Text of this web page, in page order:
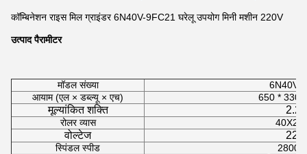
कॉम्बिनेशन राइस मिल ग्राइंडर 6N40V-9FC21 घरेलू उपयोग मिनी मशीन 220V
उत्पाद पैरामीटर
मॉडल संख्या
6N40V-
आयाम (एल × डब्ल्यू × एच)
650 * 330 *
मूल्यांकित शक्ति
रोलर व्यास 40X210
वोल्टेज 220
स्पिंडल स्पीड 2800r/